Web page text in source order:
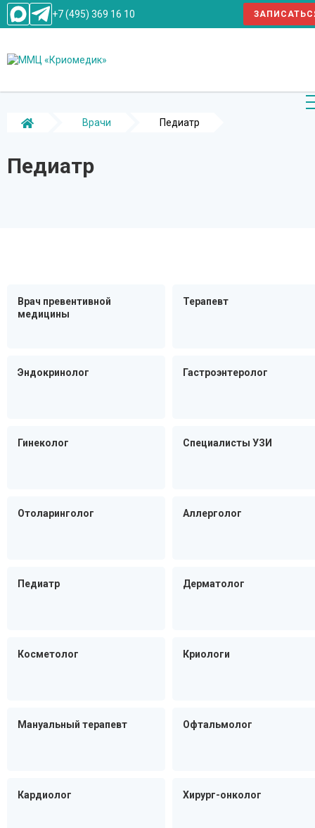
+7 (495) 369 16 10
Врачи Педиатр
Педиатр
Врач превентивной
медицины
Терапевт
Эндокринолог Гастроэнтеролог
Гинеколог Специалисты УЗИ
Отоларинголог Аллерголог
Педиатр Дерматолог
Косметолог Криологи
Мануальный терапевт Офтальмолог
Кардиолог Хирург-онколог